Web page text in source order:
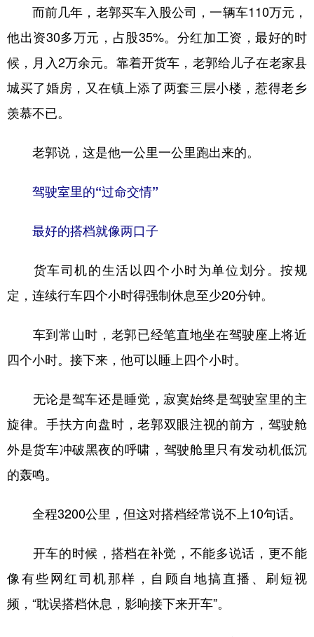
而前几年，老郭买车入股公司，一辆车110万元，
他出资30多万元，占股35%。分红加工资，最好的时
候，月入2万余元。靠着开货车，老郭给儿子在老家县
城买了婚房，又在镇上添了两套三层小楼，惹得老乡
羡慕不已。
老郭说，这是他一公里一公里跑出来的。
驾驶室里的“过命交情”
最好的搭档就像两口子
货车司机的生活以四个小时为单位划分。按规
定，连续行车四个小时得强制休息至少20分钟。
车到常山时，老郭已经笔直地坐在驾驶座上将近
四个小时。接下来，他可以睡上四个小时。
无论是驾车还是睡觉，寂寞始终是驾驶室里的主
旋律。手扶方向盘时，老郭双眼注视的前方，驾驶舱
外是货车冲破黑夜的呼啸，驾驶舱里只有发动机低沉
的轰鸣。
全程3200公里，但这对搭档经常说不上10句话。
开车的时候，搭档在补觉，不能多说话，更不能
像有些网红司机那样，自顾自地搞直播、刷短视
频，“耽误搭档休息，影响接下来开车”。